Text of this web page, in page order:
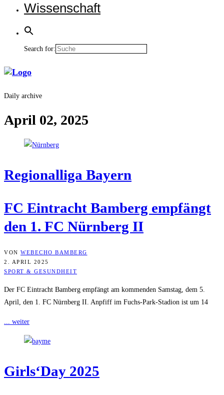
Wis­sen­schaft
Search for:
Daily archive
April 02, 2025
Regio­nal­li­ga Bayern
FC Ein­tracht Bam­berg emp­fängt
den 1. FC Nürn­berg II
VON WEBECHO BAMBERG
2. APRIL 2025
SPORT & GESUNDHEIT
Der FC Eintracht Bamberg empfängt am kommenden Samstag, dem 5.
April, den 1. FC Nürnberg II. Anpfiff im Fuchs-Park-Stadion ist um 14
... weiter
Girls‘Day 2025